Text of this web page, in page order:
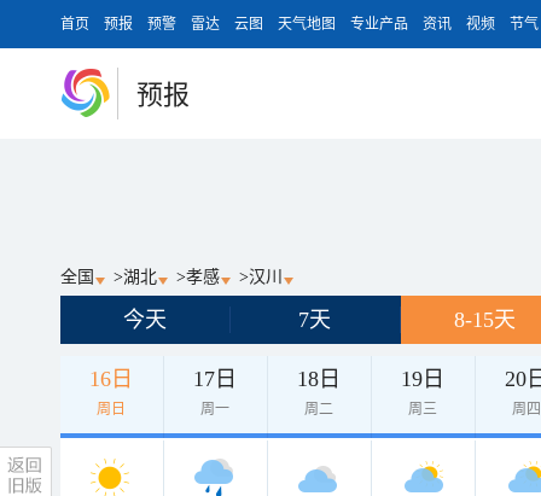
首页 预报 预警 雷达 云图 天气地图 专业产品 资讯 视频 节气
预报
全国 >湖北 >孝感 >汉川
今天 7天 8-15天
16日
周日
17日
周一
18日
周二
19日
周三
20
周四